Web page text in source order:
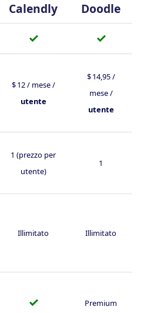
Calendly Doodle
✓ ✓
$ 12 / mese /
utente
$ 14,95 /
mese /
utente
1 (prezzo per
utente)
1
Illimitato Illimitato
✓ Premium